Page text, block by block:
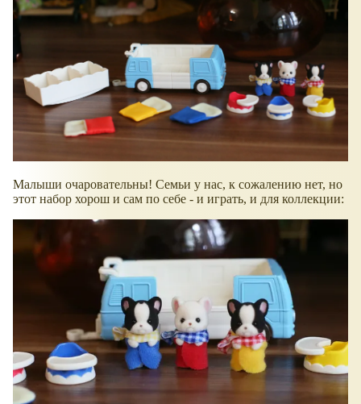
Малыши очаровательны! Семьи у нас, к сожалению нет, но
этот набор хорош и сам по себе - и играть, и для коллекции: